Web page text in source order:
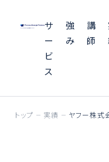
サ
ー
ビ
ス
強
み
講
師
トップ 実績 ヤフー株式